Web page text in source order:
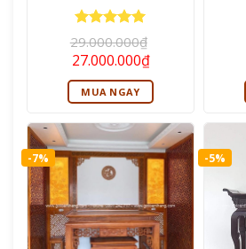
Được xếp
hạng55
sao
29.000.000₫
Giá
gốc
là:
29.000.000₫.
27.000.000₫Giá
hiện
tại
là:
27.000.000₫.
MUA NGAY
-7% -5%